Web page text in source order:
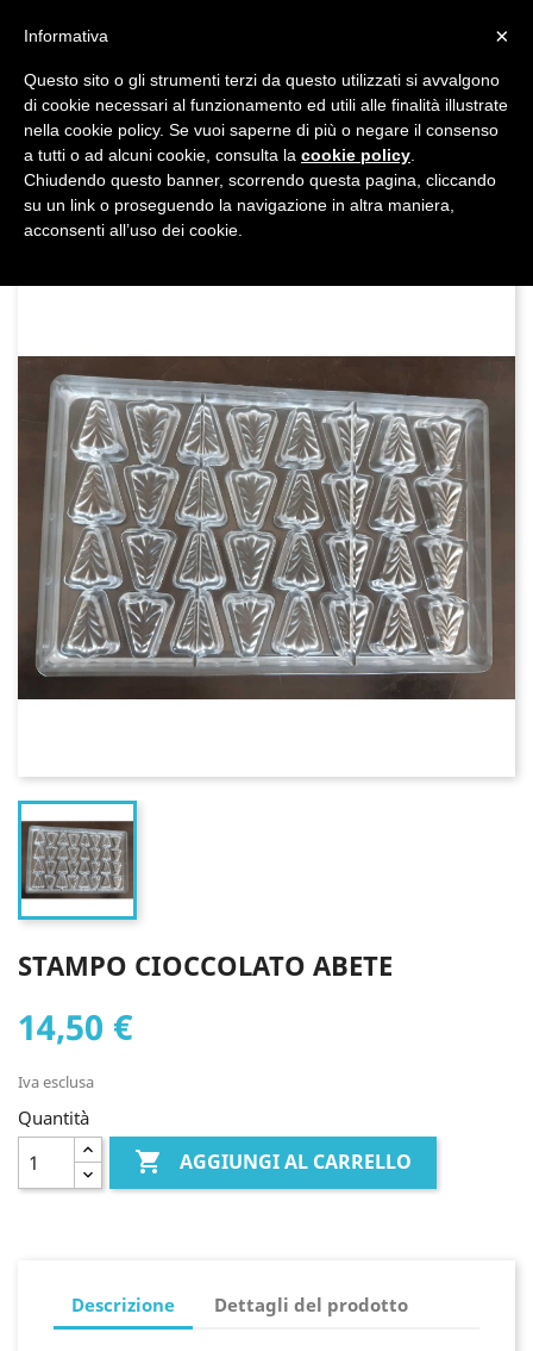
 shopping_cart
DAL 1977

MADE IN ITALY E UE
STAMPO CIOCCOLATO ABETE
14,50 €
Iva esclusa
Quantità
 AGGIUNGI AL CARRELLO
Descrizione Dettagli del prodotto
×
Informativa
Questo sito o gli strumenti terzi da questo utilizzati si avvalgono
di cookie necessari al funzionamento ed utili alle finalità illustrate
nella cookie policy. Se vuoi saperne di più o negare il consenso
a tutti o ad alcuni cookie, consulta la cookie policy
Chiudendo questo banner, scorrendo questa pagina, cliccando
su un link o proseguendo la navigazione in altra maniera,
acconsenti all’uso dei cookie.